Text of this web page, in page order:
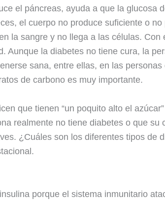
el páncreas, ayuda a que la glucosa
el cuerpo no produce suficiente o
la sangre y no llega a las células.
Aunque la diabetes no tiene cura, la
sana, entre ellas, en las
de carbono es muy importante.
que tienen “un poquito alto el
realmente no tiene diabetes o que su
¿Cuáles son los diferentes tipos de
porque el sistema inmunitario